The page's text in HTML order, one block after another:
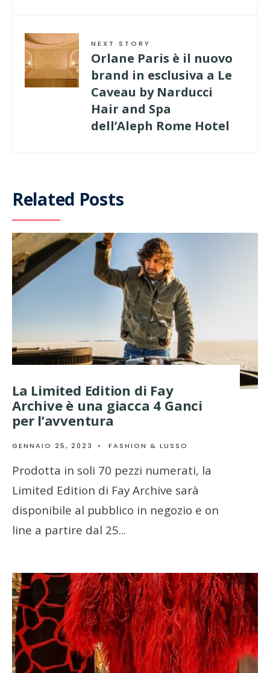
NEXT STORY
Orlane Paris è il nuovo
brand in esclusiva a Le
Caveau by Narducci
Hair and Spa
dell’Aleph Rome Hotel
Related Posts
La Limited Edition di Fay
Archive è una giacca 4 Ganci
per l’avventura
GENNAIO 25, 2023 • FASHION & LUSSO
Prodotta in soli 70 pezzi numerati, la
Limited Edition di Fay Archive sarà
disponibile al pubblico in negozio e on
line a partire dal 25...